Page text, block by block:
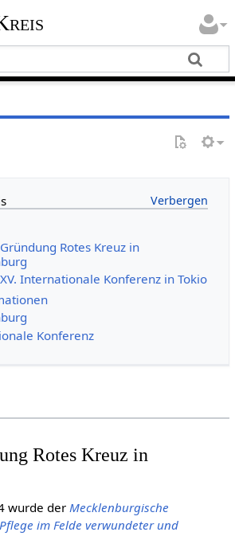
Rotes Kreuz in
Internationale Konferenz in Tokio
Konferenz
Rotes Kreuz in
wurde der Mecklenburgische
im Felde verwundeter und